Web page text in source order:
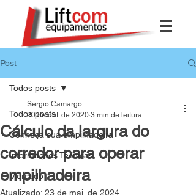
Post
Todos posts
Conheça sua empilhadeira
Informações Técnicas
Mercado
Todos posts
Cálculo da largura do
corredor para operar
empilhadeira
Sergio Camargo
20 de out. de 2020 3 min de leitura
Atualizado: 23 de mai. de 2024